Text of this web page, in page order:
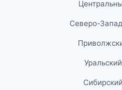
Северо-